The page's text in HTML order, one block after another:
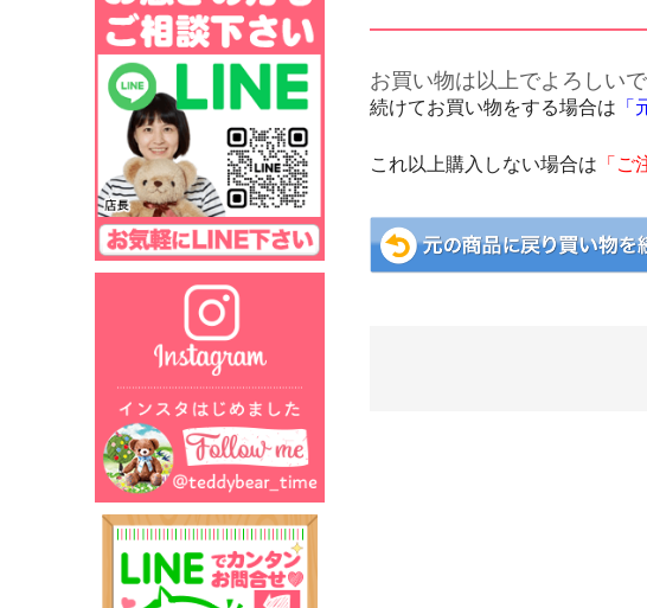
お買い物は以上でよろしい
続けてお買い物をする場合は
これ以上購入しない場合は 「ご